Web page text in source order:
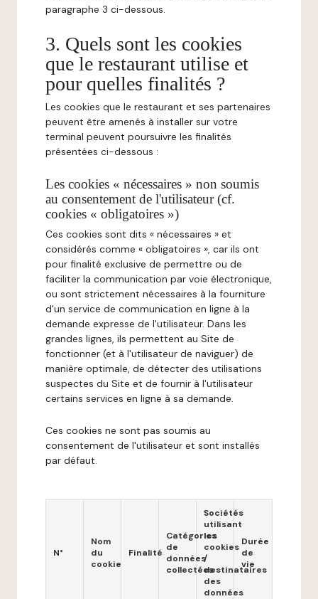
paragraphe 3 ci-dessous.
3. Quels sont les cookies
que le restaurant utilise et
pour quelles finalités ?
Les cookies que le restaurant et ses partenaires
peuvent être amenés à installer sur votre
terminal peuvent poursuivre les finalités
présentées ci-dessous :
Les cookies « nécessaires » non soumis
au consentement de l'utilisateur (cf.
cookies « obligatoires »)
Ces cookies sont dits « nécessaires » et
considérés comme « obligatoires », car ils ont
pour finalité exclusive de permettre ou de
faciliter la communication par voie électronique,
ou sont strictement nécessaires à la fourniture
d'un service de communication en ligne à la
demande expresse de l'utilisateur. Dans les
grandes lignes, ils permettent au Site de
fonctionner (et à l'utilisateur de naviguer) de
manière optimale, de détecter des utilisations
suspectes du Site et de fournir à l'utilisateur
certains services en ligne à sa demande.
Ces cookies ne sont pas soumis au
consentement de l'utilisateur et sont installés
par défaut.
N°
Nom
du
cookie
Finalité
Catégories
de
données
collectées
Sociétés
utilisant
les
cookies
/
destinataires
des
données
Durée
de
vie